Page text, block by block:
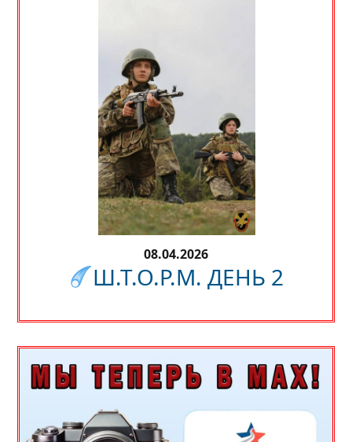
08.04.2026
Ш.Т.О.Р.М. ДЕНЬ 2